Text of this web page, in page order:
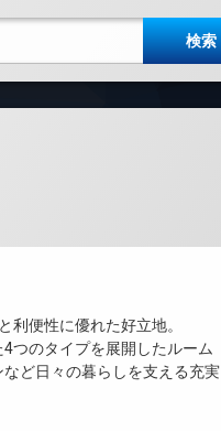
便性に優れた好立地。
つのタイプを展開したルーム
ど日々の暮らしを支える充実